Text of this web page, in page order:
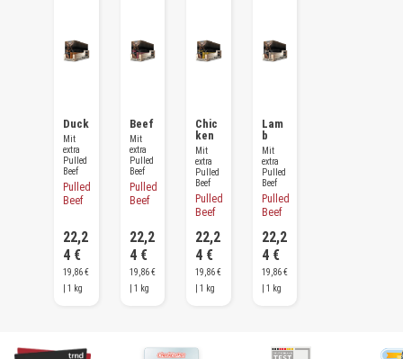
Duck
Mit
extra
Pulled
Beef
Pulled
Beef
22,2
4 €
19,86 €
| 1 kg
Beef
Mit
extra
Pulled
Beef
Pulled
Beef
22,2
4 €
19,86 €
| 1 kg
Chic
ken
Mit
extra
Pulled
Beef
Pulled
Beef
22,2
4 €
19,86 €
| 1 kg
Lam
b
Mit
extra
Pulled
Beef
Pulled
Beef
22,2
4 €
19,86 €
| 1 kg